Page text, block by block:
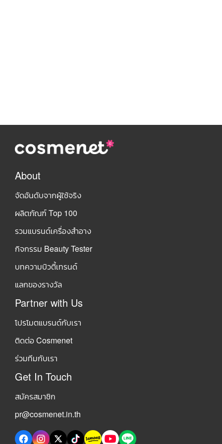
About
จัดอันดับจากผู้ใช้จริง
ผลิตภัณฑ์ Top 100
รวมแบรนด์เครื่องสำอาง
กิจกรรม Beauty Tester
บทความบิวตี้เทรนด์
แลกของรางวัล
Partner with Us
โปรโมตแบรนด์กับเรา
ติดต่อ Cosmenet
ร่วมทีมกับเรา
Get In Touch
สมัครสมาชิก
pr@cosmenet.in.th